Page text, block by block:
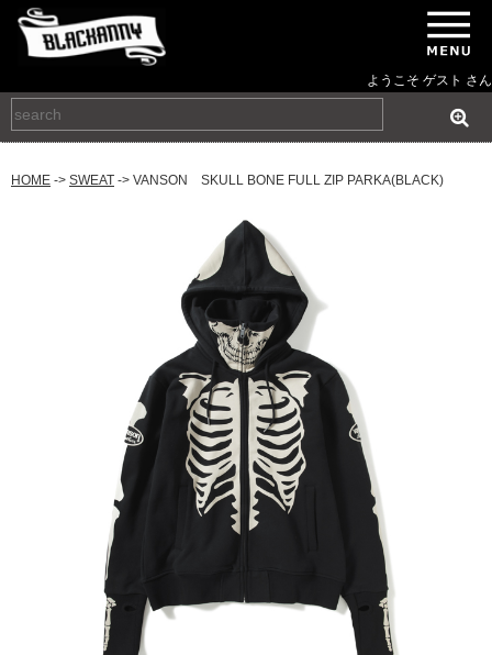
ようこそ ゲスト さん
HOME -> SWEAT -> VANSON SKULL BONE FULL ZIP PARKA(BLACK)